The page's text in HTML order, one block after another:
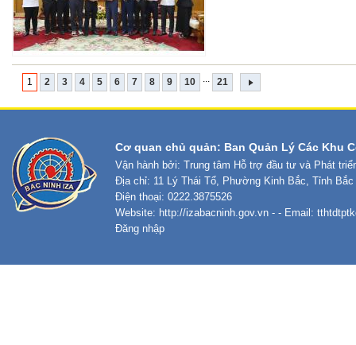
1 2 3 4 5 6 7 8 9 10 ... 21
Cơ quan chủ quản: Ban Quản Lý Các Khu
Vận hành bởi: Trung tâm Hỗ trợ đầu tư và Phát
Địa chỉ: 11 Lý Thái Tổ, Phường Kinh Bắc, Tỉnh Bắc
Điện thoại: 0222.3875526
Website: http://izabacninh.gov.vn - - Email:
Đăng nhập